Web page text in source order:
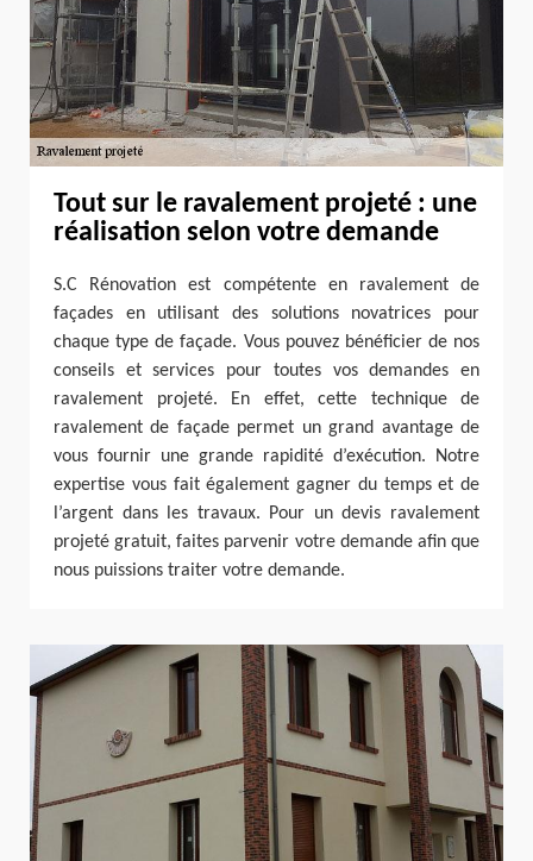
Tout sur le ravalement projeté : une
réalisation selon votre demande
S.C Rénovation est compétente en ravalement de
façades en utilisant des solutions novatrices pour
chaque type de façade. Vous pouvez bénéficier de nos
conseils et services pour toutes vos demandes en
ravalement projeté. En effet, cette technique de
ravalement de façade permet un grand avantage de
vous fournir une grande rapidité d’exécution. Notre
expertise vous fait également gagner du temps et de
l’argent dans les travaux. Pour un devis ravalement
projeté gratuit, faites parvenir votre demande afin que
nous puissions traiter votre demande.